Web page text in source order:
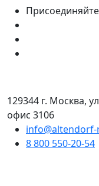
129344 г. Москва,
офис 3106
8 800 550-20-54